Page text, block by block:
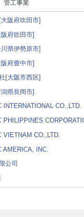
工事業
阪府吹田市]
府吹田市]
県伊勢原市]
府豊中市]
[大阪市西区]
県長岡市]
INTERNATIONAL CO.,LTD.
PHILIPPINES
VIETNAM CO.,LTD.
AMERICA, INC.
公司